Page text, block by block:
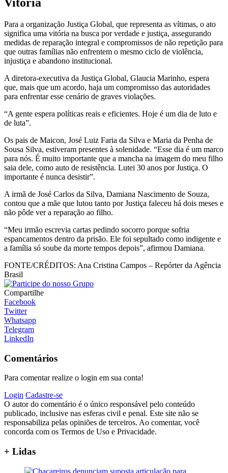
Para a organização Justiça Global, que representa as vítimas, o ato
significa uma vitória na busca por verdade e justiça, assegurando
medidas de reparação integral e compromissos de não repetição para
que outras famílias não enfrentem o mesmo ciclo de violência,
injustiça e abandono institucional.
A diretora-executiva da Justiça Global, Glaucia Marinho, espera
que, mais que um acordo, haja um compromisso das autoridades
para enfrentar esse cenário de graves violações.
“A gente espera políticas reais e eficientes. Hoje é um dia de luto e
de luta”.
Os pais de Maicon, José Luiz Faria da Silva e Maria da Penha de
Sousa Silva, estiveram presentes à solenidade. “Esse dia é um marco
para nós. É muito importante que a mancha na imagem do meu filho
saia dele, como auto de resistência. Lutei 30 anos por Justiça. O
importante é nunca desistir”.
A irmã de José Carlos da Silva, Damiana Nascimento de Souza,
contou que a mãe que lutou tanto por Justiça faleceu há dois meses e
não pôde ver a reparação ao filho.
“Meu irmão escrevia cartas pedindo socorro porque sofria
espancamentos dentro da prisão. Ele foi sepultado como indigente e
a família só soube da morte tempos depois”, afirmou Damiana.
FONTE/CRÉDITOS: Ana Cristina Campos – Repórter da Agência
Brasil
Compartilhe
Facebook
Twitter
Whatsapp
Telegram
LinkedIn
Comentários
Para comentar realize o login em sua conta!
Login Cadastre-se
O autor do comentário é o único responsável pelo conteúdo
publicado, inclusive nas esferas civil e penal. Este site não se
responsabiliza pelas opiniões de terceiros. Ao comentar, você
concorda com os Termos de Uso e Privacidade.
+ Lidas